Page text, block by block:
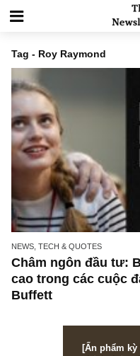
Tag - Roy Raymond
NEWS, TECH & QUOTES
Châm ngôn đầu